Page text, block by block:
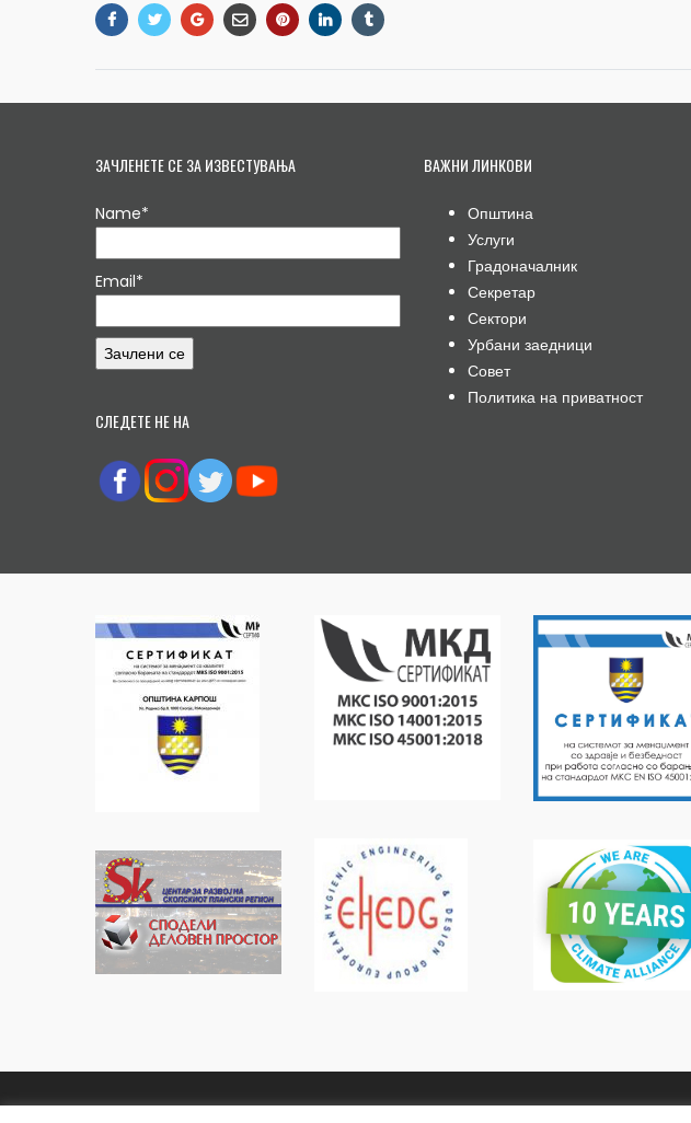
ЗАЧЛЕНЕТЕ СЕ ЗА ИЗВЕСТУВАЊА
Name*
Email*
СЛЕДЕТЕ НЕ НА
ВАЖНИ ЛИНКОВИ
Општина
Услуги
Градоначалник
Секретар
Сектори
Урбани заедници
Совет
Политика на приватност